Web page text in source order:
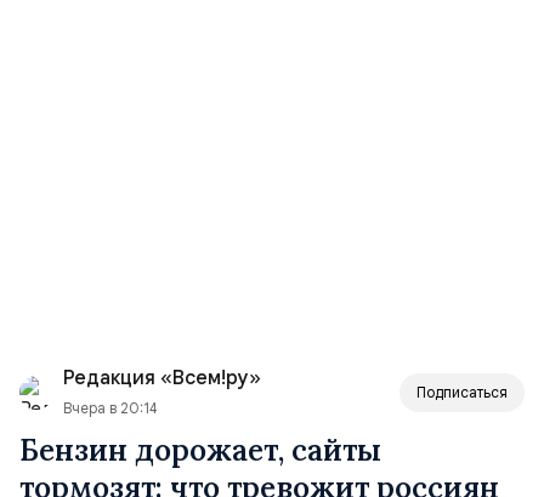
Редакция «Всем!ру»
Вчера в 20:14
Подписаться
Бензин дорожает, сайты
тормозят: что тревожит россиян